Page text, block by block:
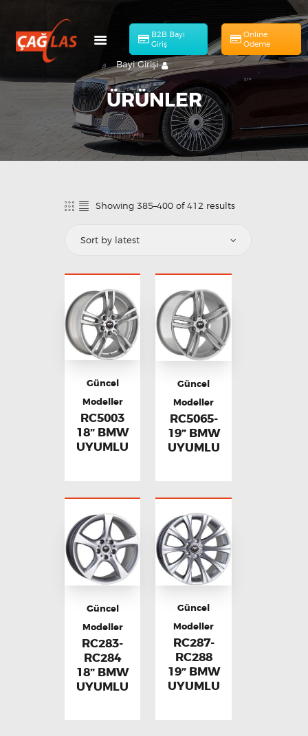
B2B Bayi
Giriş
Online
Ödeme
Bayi Girişi
ÜRÜNLER
Anasayfa Ürünler
HAKKIMIZDA
BAŞVURULAR
Showing 385–400 of 412 results
Güncel
Modeller
RC5003
18” BMW
UYUMLU
Güncel
Modeller
RC5065-
19” BMW
UYUMLU
Güncel
Modeller
RC283-
RC284
18” BMW
UYUMLU
Güncel
Modeller
RC287-
RC288
19” BMW
UYUMLU